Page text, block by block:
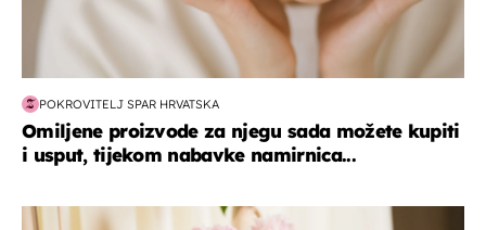
POKROVITELJ SPAR HRVATSKA
Omiljene proizvode za njegu sada možete kupiti
i usput, tijekom nabavke namirnica...
moda & ljepota